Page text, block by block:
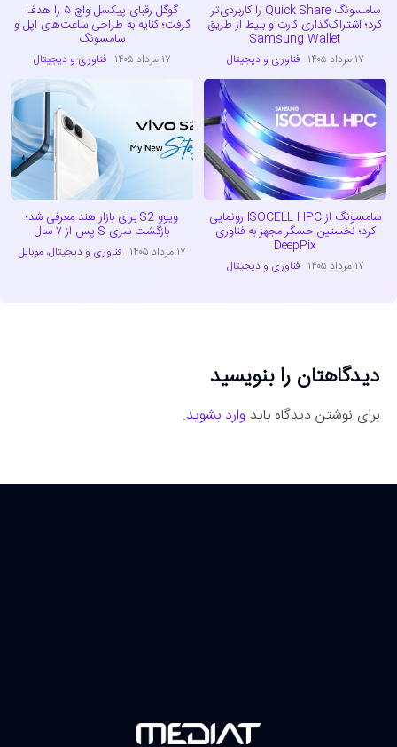
سامسونگ Quick Share را کاربردی‌تر
کرد؛ اشتراک‌گذاری کارت و بلیط از طریق
Samsung Wallet
۱۷ مرداد ۱۴۰۵ فناوری و دیجیتال
گوگل رقبای پیکسل واچ ۵ را هدف
گرفت؛ کنایه به طراحی ساعت‌های اپل و
سامسونگ
۱۷ مرداد ۱۴۰۵ فناوری و دیجیتال
سامسونگ از ISOCELL HPC رونمایی
کرد؛ نخستین حسگر مجهز به فناوری
DeepPix
۱۷ مرداد ۱۴۰۵ فناوری و دیجیتال
ویوو S2 برای بازار هند معرفی شد؛
بازگشت سری S پس از ۷ سال
۱۷ مرداد ۱۴۰۵ فناوری و دیجیتال،موبایل
دیدگاهتان را بنویسید
برای نوشتن دیدگاه باید وارد بشوید.